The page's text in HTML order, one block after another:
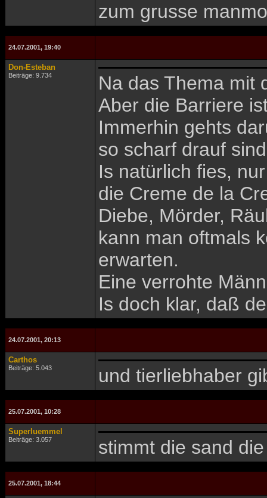
zum grusse
24.07.2001, 19:40
Don-Esteban
Beiträge: 9.734
Na das Thema mit
Aber die Barriere
Immerhin gehts
so scharf drauf
Is natürlich fies,
die Creme de la
Diebe, Mörder,
kann man oftmals
erwarten.
Eine verrohte
Is doch klar, daß
24.07.2001, 20:13
Carthos
Beiträge: 5.043 und tierliebhaber
25.07.2001, 10:28
Superluemmel
Beiträge: 3.057 stimmt die sand
25.07.2001, 18:44